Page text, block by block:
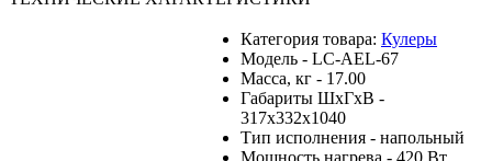
Категория товара: Кулеры
Модель - LC-AEL-67
Масса, кг - 17.00
Габариты ШхГхВ -
317х332х1040
Тип исполнения - напольный
Мощность нагрева - 420 Вт